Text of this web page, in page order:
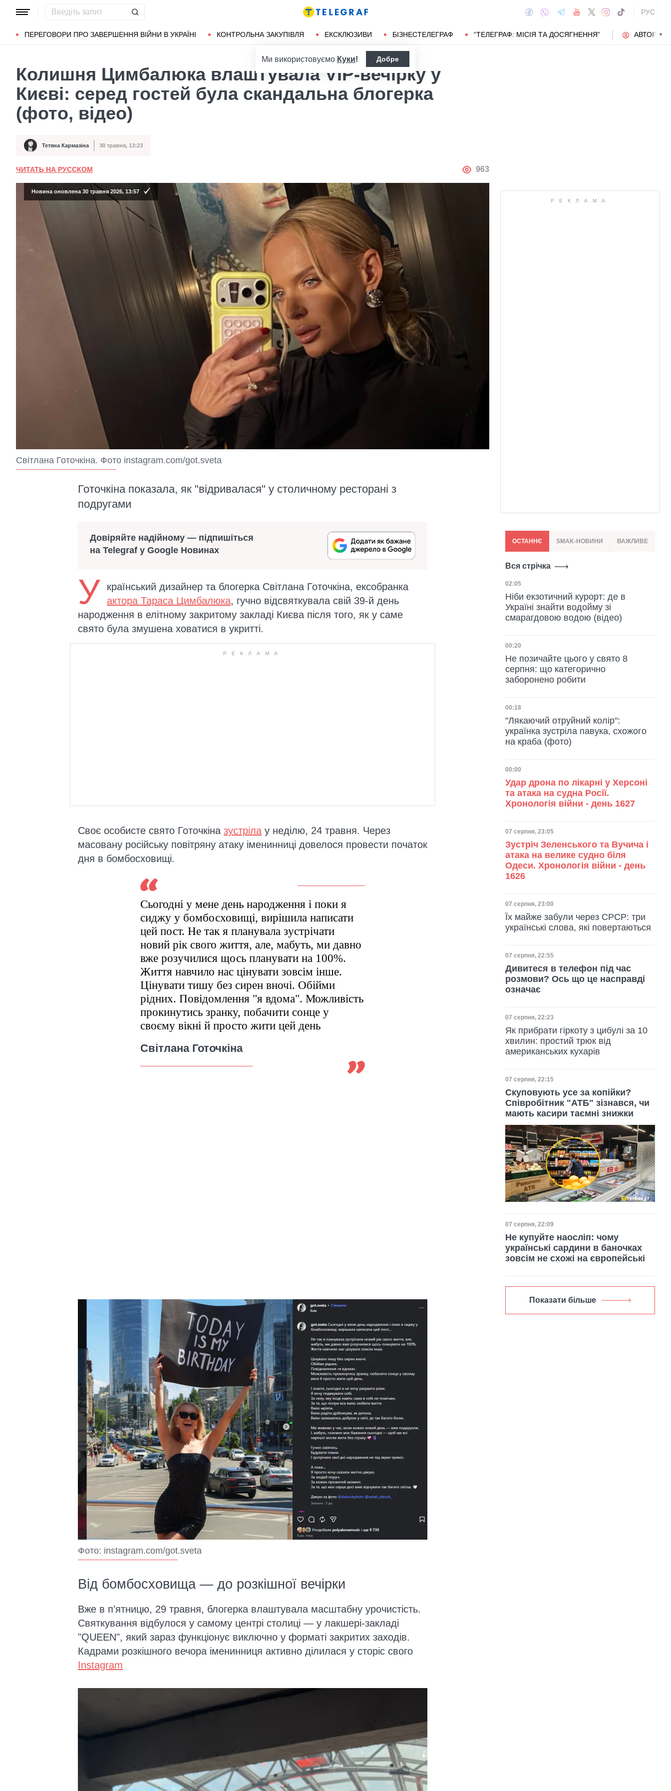
РУС
ПЕРЕГОВОРИ ПРО ЗАВЕРШЕННЯ ВІЙНИ В УКРАЇНІ КОНТРОЛЬНА ЗАКУПІВЛЯ ЕКСКЛЮЗИВИ БІЗНЕСТЕЛЕГРАФ “ТЕЛЕГРАФ: МІСІЯ ТА ДОСЯГНЕННЯ” АВТОРИ
Популярні запити Маріуполь Донбас
Ми використовуємо Куки! Добре
Колишня Цимбалюка влаштувала VIP-вечірку у
Києві: серед гостей була скандальна блогерка
(фото, відео)
Автор Тетяна Кармазіна
Дата публікації 30 травня, 13:23
ЧИТАТЬ НА РУССКОМ АВТОР
963
Новина оновлена 30 травня 2026, 13:57
Світлана Готочкіна. Фото instagram.com/got.sveta
Готочкіна показала, як "відривалася" у столичному ресторані з
подругами
Довіряйте надійному — підпишіться
на Telegraf у Google Новинах
У
країнський дизайнер та блогерка Світлана Готочкіна, ексобранка
актора Тараса Цимбалюка, гучно відсвяткувала свій 39-й день
народження в елітному закритому закладі Києва після того, як у саме
свято була змушена ховатися в укритті.
Своє особисте свято Готочкіна зустріла у неділю, 24 травня. Через
масовану російську повітряну атаку іменинниці довелося провести початок
дня в бомбосховищі.
Сьогодні у мене день народження і поки я
сиджу у бомбосховищі, вирішила написати
цей пост. Не так я планувала зустрічати
новий рік свого життя, але, мабуть, ми давно
вже розучилися щось планувати на 100%.
Життя навчило нас цінувати зовсім інше.
Цінувати тишу без сирен вночі. Обійми
рідних. Повідомлення "я вдома". Можливість
прокинутись зранку, побачити сонце у
своєму вікні й просто жити цей день
Світлана Готочкіна
Фото: instagram.com/got.sveta
Від бомбосховища — до розкішної вечірки
Вже в п’ятницю, 29 травня, блогерка влаштувала масштабну урочистість.
Святкування відбулося у самому центрі столиці — у лакшері-закладі
"QUEEN", який зараз функціонує виключно у форматі закритих заходів.
Кадрами розкішного вечора іменинниця активно ділилася у сторіс свого
Instagram
ОСТАННЄ SMAK-НОВИНИ ВАЖЛИВЕ
Вся стрічка
Дата публікації
02:05
Ніби екзотичний курорт: де в
Україні знайти водойму зі
смарагдовою водою (відео)
Дата публікації
00:20
Не позичайте цього у свято 8
серпня: що категорично
заборонено робити
Дата публікації
00:18
"Лякаючий отруйний колір":
українка зустріла павука, схожого
на краба (фото)
Дата публікації
00:00
Удар дрона по лікарні у Херсоні
та атака на судна Росії.
Хронологія війни - день 1627
Дата публікації
07 серпня, 23:05
Зустріч Зеленського та Вучича і
атака на велике судно біля
Одеси. Хронологія війни - день
1626
Дата публікації
07 серпня, 23:00
Їх майже забули через СРСР: три
українські слова, які повертаються
Дата публікації
07 серпня, 22:55
Дивитеся в телефон під час
розмови? Ось що це насправді
означає
Дата публікації
07 серпня, 22:23
Як прибрати гіркоту з цибулі за 10
хвилин: простий трюк від
американських кухарів
Дата публікації
07 серпня, 22:15
Скуповують усе за копійки?
Співробітник "АТБ" зізнався, чи
мають касири таємні знижки
Дата публікації
07 серпня, 22:09
Не купуйте наосліп: чому
українські сардини в баночках
зовсім не схожі на європейські
Показати більше